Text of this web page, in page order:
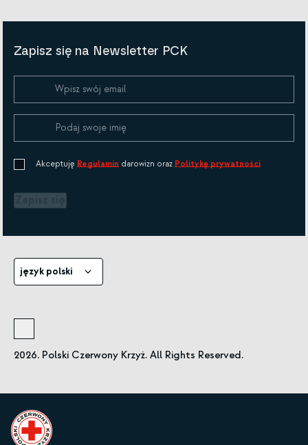
Polityki i Kodeks PCK
BIP
Polityka prywatności
Polityka Cookies
Zapisz się na Newsletter PCK
Akceptuję Regulamin darowizn oraz Politykę prywatności
język polski
2026. Polski Czerwony Krzyż. All Rights Reserved.